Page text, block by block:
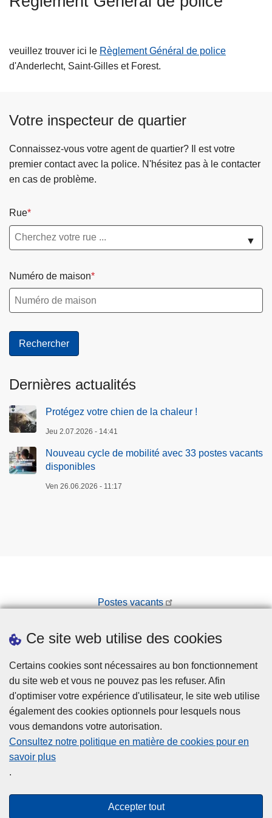
Ce site web utilise des cookies
Certains cookies sont nécessaires au bon fonctionnement
du site web et vous ne pouvez pas les refuser. Afin
d'optimiser votre expérience d'utilisateur, le site web utilise
également des cookies optionnels pour lesquels nous
vous demandons votre autorisation.
Consultez notre politique en matière de cookies pour en
savoir plus
.
Accepter tout
veuillez trouver ici le Règlement Général de police
d'Anderlecht, Saint-Gilles et Forest.
Votre inspecteur de quartier
Connaissez-vous votre agent de quartier? Il est votre
premier contact avec la police. N'hésitez pas à le contacter
en cas de problème.
Rue
▼
Numéro de maison
Dernières actualités
Protégez votre chien de la chaleur !
Jeu 2.07.2026 - 14:41
Nouveau cycle de mobilité avec 33 postes vacants
disponibles
Ven 26.06.2026 - 11:17
Postes vacants
Téléchargements
Presse